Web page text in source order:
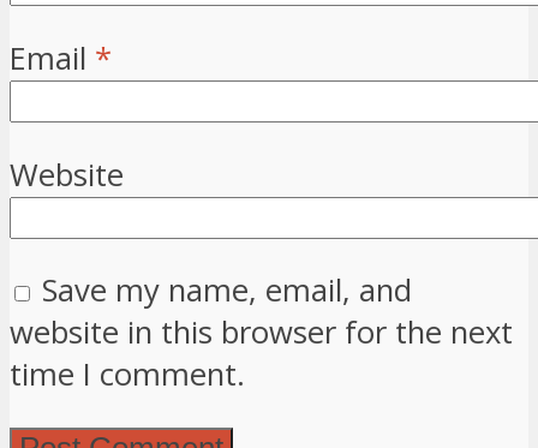
Email *
Website
Save my name, email, and
website in this browser for the next
time I comment.